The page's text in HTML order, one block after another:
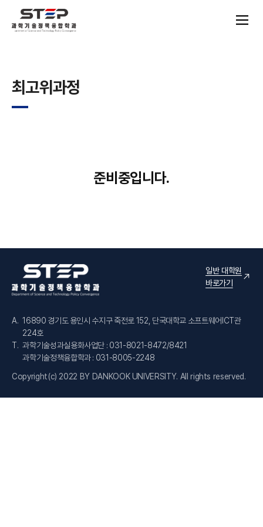
최고위과정
준비중입니다.
일반 대학원
바로가기
A. 16890 경기도 용인시 수지구 죽전로 152, 단국대학교 소프트웨어ICT관
224호
T. 과학기술성과실용화사업단 : 031-8021-8472/8421
과학기술정책융합학과 : 031-8005-2248
Copyright(c) 2022 BY DANKOOK UNIVERSITY. All rights reserved.